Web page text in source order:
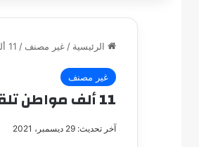
الرئيسية / غير مصنف / 11 ألف مواطن تلقوا لقاح فيروس كورونا من خلال حزب مستقبل وطن بالازبكية
غير مصنف
11 ألف مواطن تلقوا لقاح فيروس كورونا من خلال حزب مستقبل وطن بالازبكية
آخر تحديث: 29 ديسمبر، 2021